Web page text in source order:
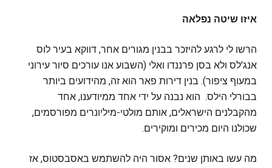
איזו שיטה נפלאה
הרשו לי לרגע להיזכר בבנין מגורים אחר, דווקא בעיר לוס
אנג'לס ולא בסן פרננדו ואלי (השבוע אנו עורכים סיור עירוני
במעוף ציפור). בנין דירות פאר הוא זה, מהידועים ביותר
בבורלי הילס. הוא נבנה על ידי אחד ממיודענו, אחד
מהקבלנים הישראלים, אותם מולטי-מיליונרים מפורסמים,
שכולנו היום מכירים ומוקירים.
מה עשו באותן שנים? אסור היה להשתמש באסבסטוס, אז